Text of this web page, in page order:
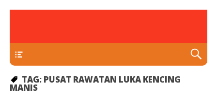
TAG: PUSAT RAWATAN LUKA KENCING
MANIS